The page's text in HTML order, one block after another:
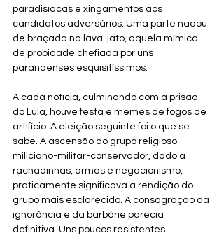
paradisíacas e xingamentos aos
candidatos adversários. Uma parte nadou
de braçada na lava-jato, aquela mímica
de probidade chefiada por uns
paranaenses esquisitíssimos.
A cada notícia, culminando com a prisão
do Lula, houve festa e memes de fogos de
artifício. A eleição seguinte foi o que se
sabe. A ascensão do grupo religioso-
miliciano-militar-conservador, dado a
rachadinhas, armas e negacionismo,
praticamente significava a rendição do
grupo mais esclarecido. A consagração da
ignorância e da barbárie parecia
definitiva. Uns poucos resistentes